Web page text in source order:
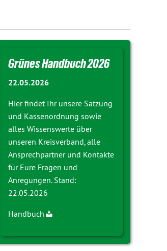
Grünes Handbuch 2026
22.05.2026
Hier findet Ihr unsere Satzung
und Kassenordnung sowie
alles Wissenswerte über
unseren Kreisverband, alle
Ansprechpartner und Kontakte
für Eure Fragen und
Anregungen. Stand:
22.05.2026
Handbuch